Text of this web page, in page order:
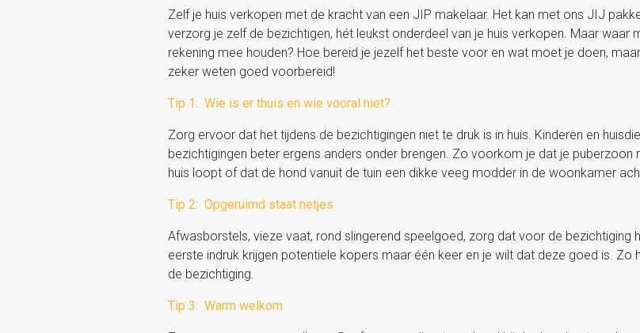
Zelf je huis verkopen met de kracht van een JIP makelaar. Het kan met ons JIJ
verzorg je zelf de bezichtigen, hét leukst onderdeel van je huis verkopen. Maar waar
rekening mee houden? Hoe bereid je jezelf het beste voor en wat moet je doen,
zeker weten goed voorbereid!
Tip 1: Wie is er thuis en wie vooral niet?
Zorg ervoor dat het tijdens de bezichtigingen niet te druk is in huis. Kinderen en
bezichtigingen beter ergens anders onder brengen. Zo voorkom je dat je
huis loopt of dat de hond vanuit de tuin een dikke veeg modder in de woonkamer
Tip 2: Opgeruimd staat netjes
Afwasborstels, vieze vaat, rond slingerend speelgoed, zorg dat voor de bezichtiging
eerste indruk krijgen potentiele kopers maar één keer en je wilt dat deze goed is. Zo
de bezichtiging.
Tip 3: Warm welkom